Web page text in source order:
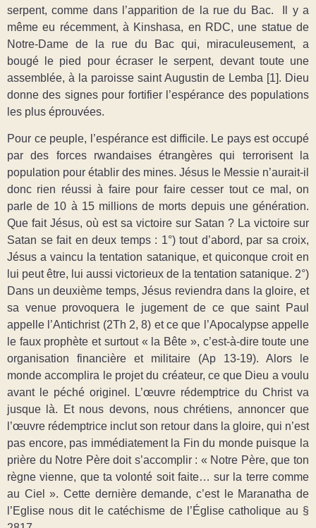
serpent, comme dans l’apparition de la rue du Bac. Il y a
même eu récemment, à Kinshasa, en RDC, une statue de
Notre-Dame de la rue du Bac qui, miraculeusement, a
bougé le pied pour écraser le serpent, devant toute une
assemblée, à la paroisse saint Augustin de Lemba [1]. Dieu
donne des signes pour fortifier l’espérance des populations
les plus éprouvées.
Pour ce peuple, l’espérance est difficile. Le pays est occupé
par des forces rwandaises étrangères qui terrorisent la
population pour établir des mines. Jésus le Messie n’aurait-il
donc rien réussi à faire pour faire cesser tout ce mal, on
parle de 10 à 15 millions de morts depuis une génération.
Que fait Jésus, où est sa victoire sur Satan ? La victoire sur
Satan se fait en deux temps : 1°) tout d’abord, par sa croix,
Jésus a vaincu la tentation satanique, et quiconque croit en
lui peut être, lui aussi victorieux de la tentation satanique. 2°)
Dans un deuxième temps, Jésus reviendra dans la gloire, et
sa venue provoquera le jugement de ce que saint Paul
appelle l’Antichrist (2Th 2, 8) et ce que l’Apocalypse appelle
le faux prophète et surtout « la Bête », c’est-à-dire toute une
organisation financière et militaire (Ap 13-19). Alors le
monde accomplira le projet du créateur, ce que Dieu a voulu
avant le péché originel. L’œuvre rédemptrice du Christ va
jusque là. Et nous devons, nous chrétiens, annoncer que
l’œuvre rédemptrice inclut son retour dans la gloire, qui n’est
pas encore, pas immédiatement la Fin du monde puisque la
prière du Notre Père doit s’accomplir : « Notre Père, que ton
règne vienne, que ta volonté soit faite… sur la terre comme
au Ciel ». Cette dernière demande, c’est le Maranatha de
l’Eglise nous dit le catéchisme de l’Église catholique au §